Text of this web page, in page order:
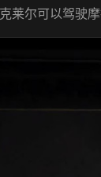
莱尔可以驾驶